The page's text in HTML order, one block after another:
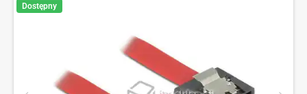
Dostępny